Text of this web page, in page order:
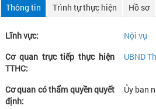
Thông tin Trình tự thực hiện Hồ sơ
Lĩnh vực:
Nội vụ
Cơ quan trực tiếp thực hiện
TTHC:
UBND
Cơ quan có thẩm quyền quyết
định:
Ủy ban